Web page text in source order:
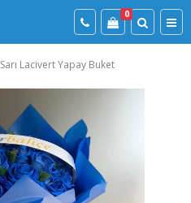
0
Sarı Lacivert Yapay Buket